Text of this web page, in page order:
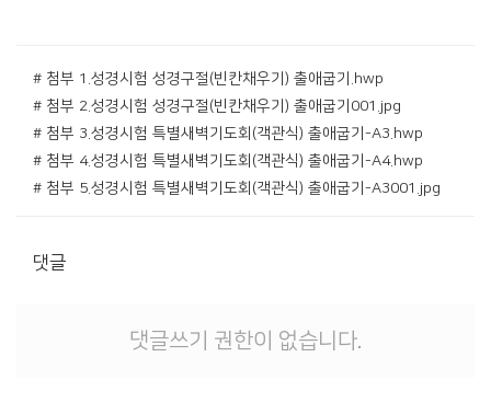
# 첨부 1.성경시험 성경구절(빈칸채우기) 출애굽기.hwp
# 첨부 2.성경시험 성경구절(빈칸채우기) 출애굽기001.jpg
# 첨부 3.성경시험 특별새벽기도회(객관식) 출애굽기-A3.hwp
# 첨부 4.성경시험 특별새벽기도회(객관식) 출애굽기-A4.hwp
# 첨부 5.성경시험 특별새벽기도회(객관식) 출애굽기-A3001.jpg
댓글
댓글쓰기 권한이 없습니다.